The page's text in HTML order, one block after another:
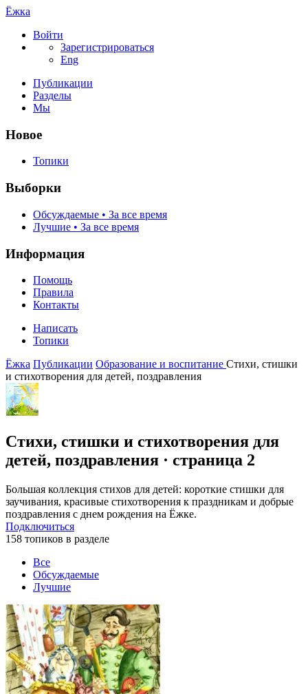
Ёжка
Войти
Зарегистрироваться
Eng
Публикации
Разделы
Мы
Новое
Топики
Выборки
Обсуждаемые • За все время
Лучшие • За все время
Информация
Помощь
Правила
Контакты
Написать
Топики
Ёжка Публикации Образование и воспитание Стихи, стишки
и стихотворения для детей, поздравления
Стихи, стишки и стихотворения для
детей, поздравления · страница 2
Большая коллекция стихов для детей: короткие стишки для
заучивания, красивые стихотворения к праздникам и добрые
поздравления с днем рождения на Ёжке.
Подключиться
158 топиков в разделе
Все
Обсуждаемые
Лучшие